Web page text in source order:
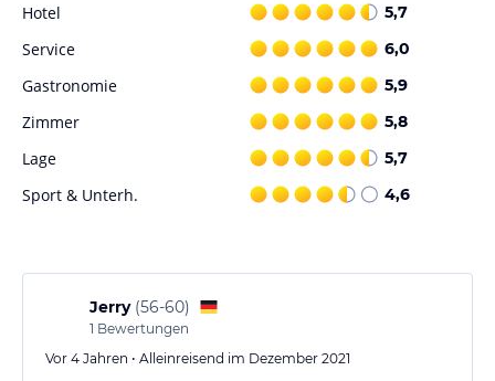
Hotel 5,7
Service 6,0
Gastronomie 5,9
Zimmer 5,8
Lage 5,7
Sport & Unterh. 4,6
Jerry (56-60)
1 Bewertungen
Vor 4 Jahren • Alleinreisend im Dezember 2021